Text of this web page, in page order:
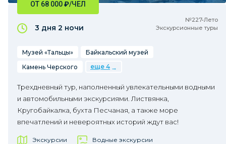
№227•Лето
Экскурсионные туры
ОТ 68 000₽/ЧЕЛ
3 дня 2 ночи
Музей «Тальцы»
Байкальский музей
Камень Черского
еще 4
Трехдневный тур, наполненный увлекательными водными
и автомобильными экскурсиями. Листвянка,
Кругобайкалка, бухта Песчаная, а также море
впечатлений и невероятных историй ждут вас!
Экскурсии Водные экскурсии